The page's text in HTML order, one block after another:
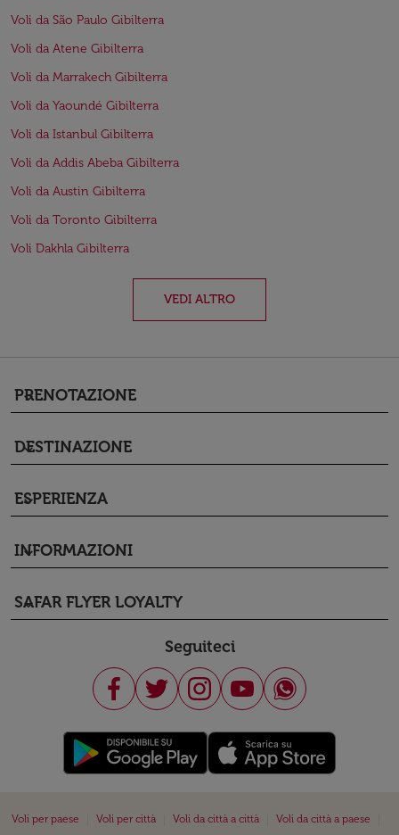
Voli da São Paulo Gibilterra
Voli da Atene Gibilterra
Voli da Marrakech Gibilterra
Voli da Yaoundé Gibilterra
Voli da Istanbul Gibilterra
Voli da Addis Abeba Gibilterra
Voli da Austin Gibilterra
Voli da Toronto Gibilterra
Voli Dakhla Gibilterra
VEDI ALTRO
PRENOTAZIONE
keyboard_arrow_down
DESTINAZIONE
keyboard_arrow_down
ESPERIENZA
keyboard_arrow_down
INFORMAZIONI
keyboard_arrow_down
SAFAR FLYER LOYALTY
keyboard_arrow_down
Seguiteci
Voli per paese Voli per città Voli da città a città Voli da città a paese